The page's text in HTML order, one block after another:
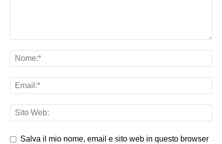
Salva il mio nome, email e sito web in questo browser